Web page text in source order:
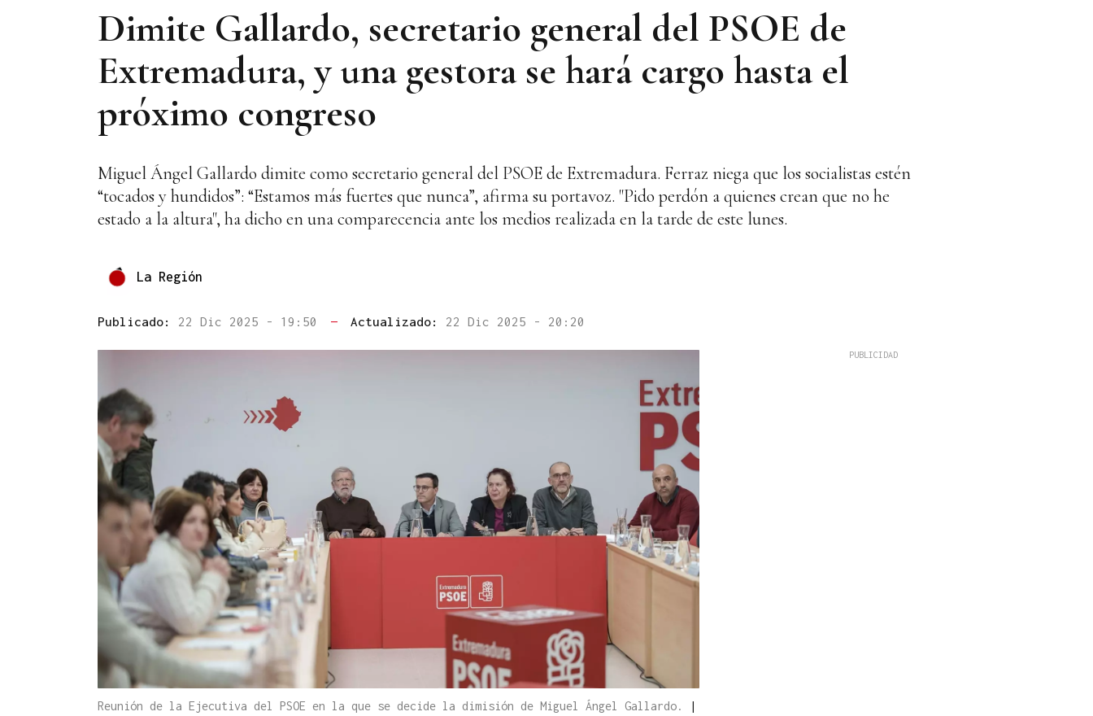
Dimite Gallardo, secretario general del PSOE de
Extremadura, y una gestora se hará cargo hasta el
próximo congreso
Miguel Ángel Gallardo dimite como secretario general del PSOE de Extremadura. Ferraz niega que los socialistas estén
“tocados y hundidos”: “Estamos más fuertes que nunca”, afirma su portavoz. "Pido perdón a quienes crean que no he
estado a la altura", ha dicho en una comparecencia ante los medios realizada en la tarde de este lunes.
La Región
Publicado: 22 Dic 2025 - 19:50 — Actualizado: 22 Dic 2025 - 20:20
Reunión de la Ejecutiva del PSOE en la que se decide la dimisión de Miguel Ángel Gallardo.
|